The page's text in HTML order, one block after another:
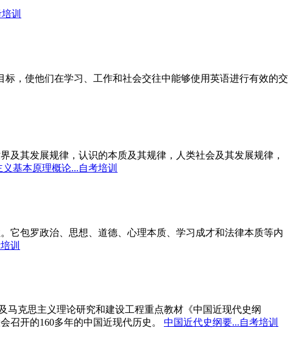
训
，使他们在学习、工作和社会交往中能够使用英语进行有效的交
其发展规律，认识的本质及其规律，人类社会及其发展规律，
基本原理概论...自考培训
它包罗政治、思想、道德、心理本质、学习成才和法律本质等内
训
马克思主义理论研究和建设工程重点教材《中国近现代史纲
召开的160多年的中国近现代历史。
中国近代史纲要...自考培训